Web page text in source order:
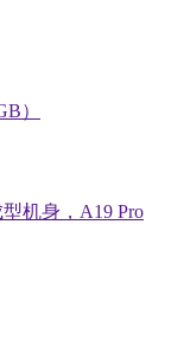
机身，A19 Pro